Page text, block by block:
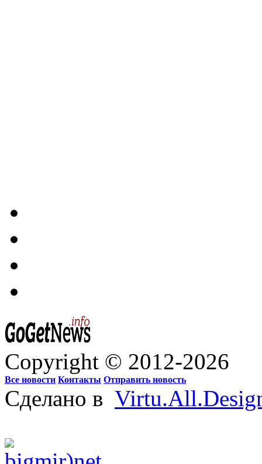
Copyright © 2012-2026
Все новости Контакты Отправить новость
Сделано в